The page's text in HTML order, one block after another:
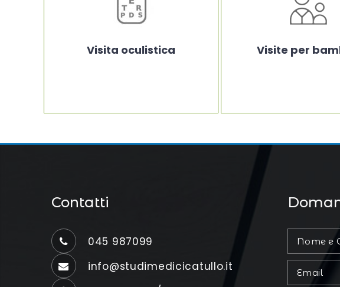
Visita oculistica Visite per
Contatti
045 987099
info@studimedicicatullo.it